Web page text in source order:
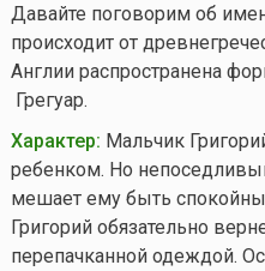
Давайте поговорим об
происходит от
Англии распространена
Грегуар.
Характер: Мальчик
ребенком. Но
мешает ему быть
Григорий обязательно
перепачканной одеждой.